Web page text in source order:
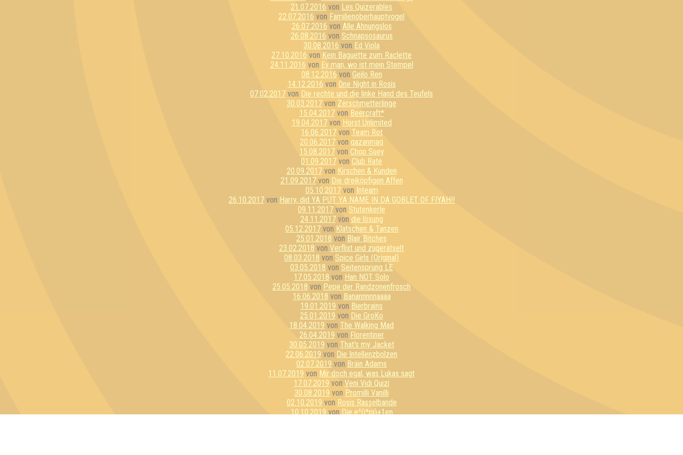
21.07.2016 von Les Quizerables
22.07.2016 von Familienoberhauptvogel
26.07.2016 von Alle Ahnungslos
26.08.2016 von Schnapsosaurus
30.08.2016 von Ed Viola
27.10.2016 von Kein Baguette zum Raclette
24.11.2016 von Ey man, wo ist mein Stempel
08.12.2016 von Geilo Ren
14.12.2016 von One Night in Rosis
07.02.2017 von Die rechte und die linke Hand des Teufels
30.03.2017 von Zerschmetterlinge
15.04.2017von Beercraft*
19.04.2017von Horst Unlimited
16.06.2017von Team Rot
20.06.2017 von qazanmaq
15.08.2017von Chop Suey
01.09.2017 von Club Rate
20.09.2017von Kirschen & Kunden
21.09.2017von Die dreiköpfigen Affen
05.10.2017von Inteam
26.10.2017von Harry, did YA PUT YA NAME IN DA GOBLET OF FIYAH!!
09.11.2017 von Stutenkerle
24.11.2017von die lösung
05.12.2017von Klatschen & Tanzen
25.01.2018 von Blair Bitches
23.02.2018 von Verflixt und zugerätselt
08.03.2018 von Spice Girls (Original)
03.05.2018 von Seitensprung LE
17.05.2018 von Han NOT Solo
25.05.2018 von Pepe der Randzonenfrosch
16.06.2018 von Banannnnnaaaa
19.01.2019 von Bierbrains
25.01.2019 von Die GroKo
18.04.2019 von The Walking Mad
26.04.2019 von Florentiner
30.05.2019 von That's my Jacket
22.06.2019 von Die Intellenzbolzen
02.07.2019 von Bräin Adams
11.07.2019 von Mir doch egal, was Lukas sagt
17.07.2019 von Veni Vidi Quizi
30.08.2019 von Promilli Vanilli
02.10.2019 von Rosis Rasselbande
10.10.2019vonDie e^(i*pi)+1en